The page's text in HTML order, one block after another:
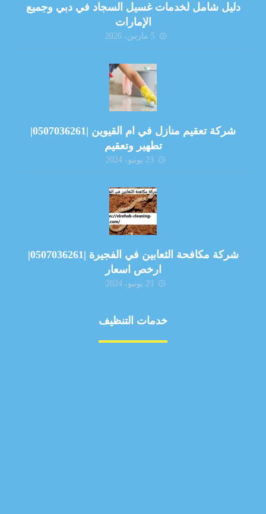
دليل شامل لخدمات غسيل السجاد في دبي وجميع
الإمارات
5 مارس، 2026
شركة تعقيم منازل في ام القيوين |0507036261|
تطهير وتعقيم
23 يونيو، 2024
شركة مكافحة الثعابين في الفجيرة |0507036261|
ارخص اسعار
23 يونيو، 2024
خدمات التنظيف